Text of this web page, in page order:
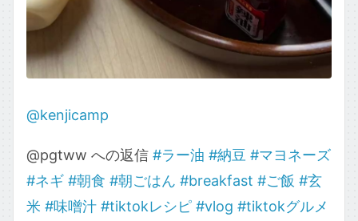
@kenjicamp
@pgtww への返信 #ラー油 #納豆 #マヨネーズ
#ネギ #朝食 #朝ごはん #breakfast #ご飯 #玄
米 #味噌汁 #tiktokレシピ #vlog #tiktokグルメ